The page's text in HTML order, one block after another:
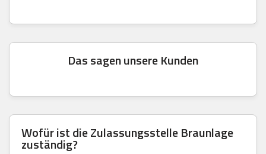
Das sagen unsere Kunden
Wofür ist die Zulassungsstelle Braunlage
zuständig?